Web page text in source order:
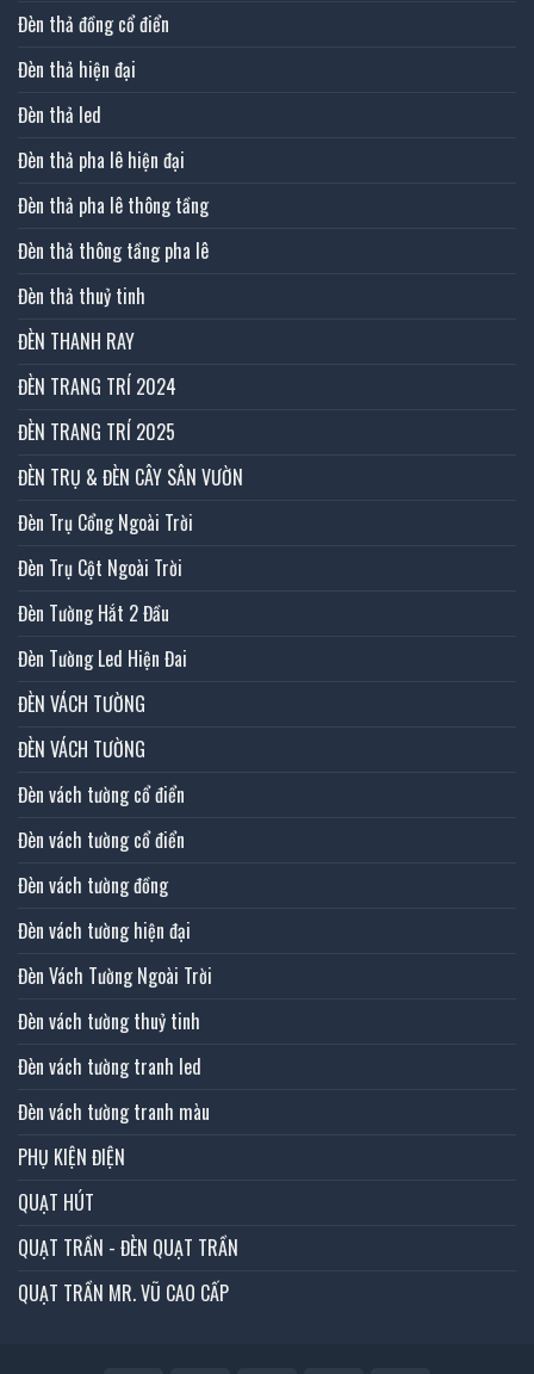
Đèn thả đồng cổ điển
Đèn thả hiện đại
Đèn thả led
Đèn thả pha lê hiện đại
Đèn thả pha lê thông tầng
Đèn thả thông tầng pha lê
Đèn thả thuỷ tinh
ĐÈN THANH RAY
ĐÈN TRANG TRÍ 2024
ĐÈN TRANG TRÍ 2025
ĐÈN TRỤ & ĐÈN CÂY SÂN VƯỜN
Đèn Trụ Cổng Ngoài Trời
Đèn Trụ Cột Ngoài Trời
Đèn Tường Hắt 2 Đầu
Đèn Tường Led Hiện Đai
ĐÈN VÁCH TƯỜNG
ĐÈN VÁCH TƯỜNG
Đèn vách tường cổ điển
Đèn vách tường cổ điển
Đèn vách tường đồng
Đèn vách tường hiện đại
Đèn Vách Tường Ngoài Trời
Đèn vách tường thuỷ tinh
Đèn vách tường tranh led
Đèn vách tường tranh màu
PHỤ KIỆN ĐIỆN
QUẠT HÚT
QUẠT TRẦN - ĐÈN QUẠT TRẦN
QUẠT TRẦN MR. VŨ CAO CẤP